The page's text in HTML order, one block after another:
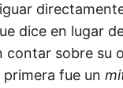
dice en lugar
contar sobre su
fue un